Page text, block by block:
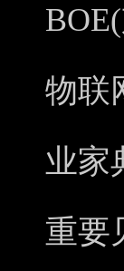
物联
业家
重要